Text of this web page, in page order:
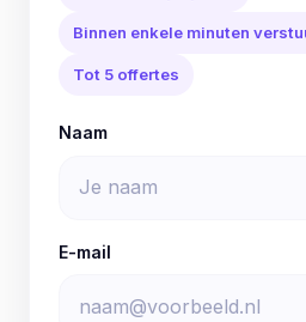
Binnen enkele minuten
Tot 5 offertes
Naam
E-mail